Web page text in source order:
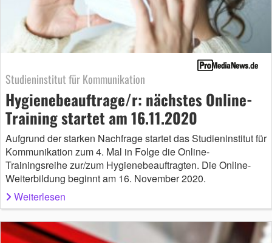
Studieninstitut für Kommunikation
Hygienebeauftrage/r: nächstes Online-
Training startet am 16.11.2020
Aufgrund der starken Nachfrage startet das Studieninstitut für
Kommunikation zum 4. Mal in Folge die Online-
Trainingsreihe zur/zum Hygienebeauftragten. Die Online-
Weiterbildung beginnt am 16. November 2020.
Weiterlesen